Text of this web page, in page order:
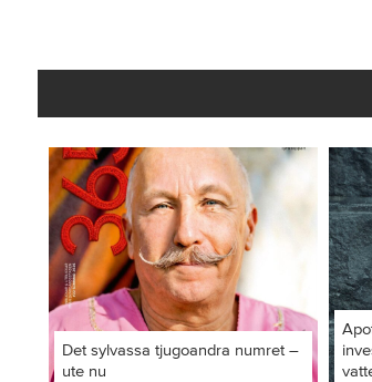
Det sylvassa tjugoandra numret –
ute nu